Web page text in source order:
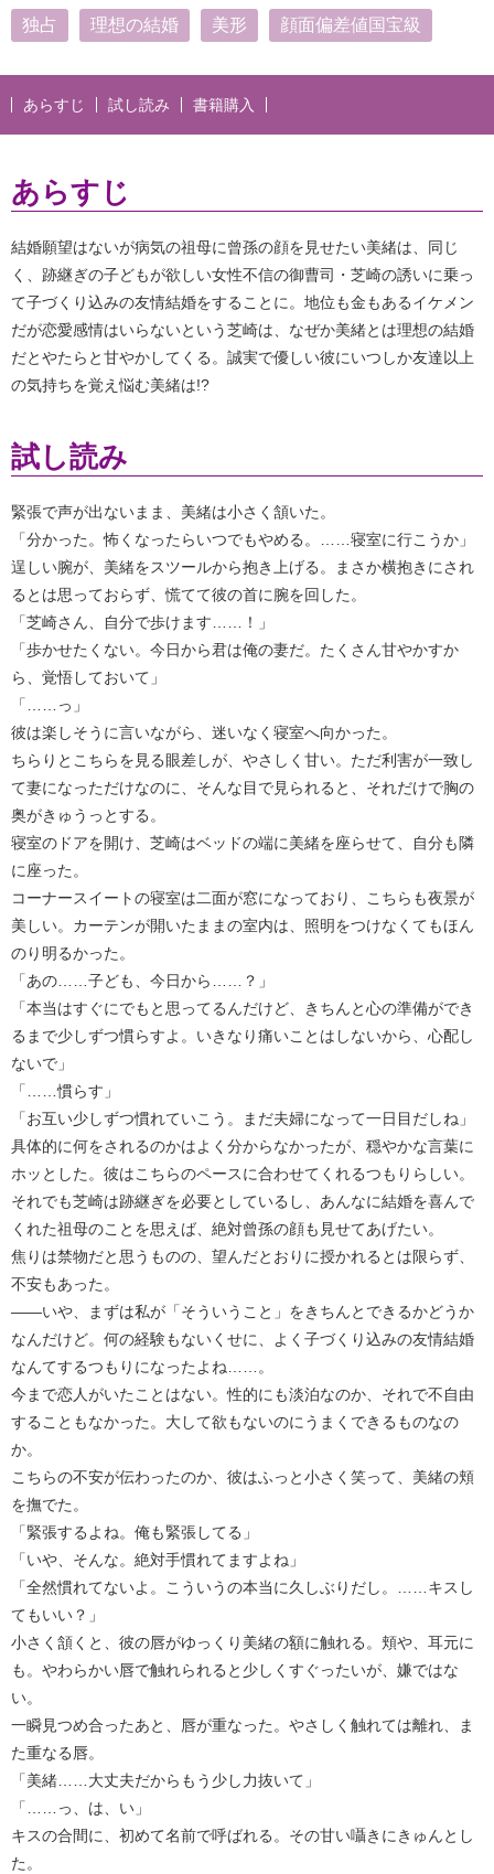
独占 理想の結婚 美形 顔面偏差値国宝級
あらすじ 試し読み 書籍購入
あらすじ
結婚願望はないが病気の祖母に曾孫の顔を見せたい美緒は、同じ
く、跡継ぎの子どもが欲しい女性不信の御曹司・芝崎の誘いに乗っ
て子づくり込みの友情結婚をすることに。地位も金もあるイケメン
だが恋愛感情はいらないという芝崎は、なぜか美緒とは理想の結婚
だとやたらと甘やかしてくる。誠実で優しい彼にいつしか友達以上
の気持ちを覚え悩む美緒は!?
試し読み
緊張で声が出ないまま、美緒は小さく頷いた。
「分かった。怖くなったらいつでもやめる。……寝室に行こうか」
逞しい腕が、美緒をスツールから抱き上げる。まさか横抱きにされ
るとは思っておらず、慌てて彼の首に腕を回した。
「芝崎さん、自分で歩けます……！」
「歩かせたくない。今日から君は俺の妻だ。たくさん甘やかすか
ら、覚悟しておいて」
「……っ」
彼は楽しそうに言いながら、迷いなく寝室へ向かった。
ちらりとこちらを見る眼差しが、やさしく甘い。ただ利害が一致し
て妻になっただけなのに、そんな目で見られると、それだけで胸の
奥がきゅうっとする。
寝室のドアを開け、芝崎はベッドの端に美緒を座らせて、自分も隣
に座った。
コーナースイートの寝室は二面が窓になっており、こちらも夜景が
美しい。カーテンが開いたままの室内は、照明をつけなくてもほん
のり明るかった。
「あの……子ども、今日から……？」
「本当はすぐにでもと思ってるんだけど、きちんと心の準備ができ
るまで少しずつ慣らすよ。いきなり痛いことはしないから、心配し
ないで」
「……慣らす」
「お互い少しずつ慣れていこう。まだ夫婦になって一日目だしね」
具体的に何をされるのかはよく分からなかったが、穏やかな言葉に
ホッとした。彼はこちらのペースに合わせてくれるつもりらしい。
それでも芝崎は跡継ぎを必要としているし、あんなに結婚を喜んで
くれた祖母のことを思えば、絶対曾孫の顔も見せてあげたい。
焦りは禁物だと思うものの、望んだとおりに授かれるとは限らず、
不安もあった。
――いや、まずは私が「そういうこと」をきちんとできるかどうか
なんだけど。何の経験もないくせに、よく子づくり込みの友情結婚
なんてするつもりになったよね……。
今まで恋人がいたことはない。性的にも淡泊なのか、それで不自由
することもなかった。大して欲もないのにうまくできるものなの
か。
こちらの不安が伝わったのか、彼はふっと小さく笑って、美緒の頬
を撫でた。
「緊張するよね。俺も緊張してる」
「いや、そんな。絶対手慣れてますよね」
「全然慣れてないよ。こういうの本当に久しぶりだし。……キスし
てもいい？」
小さく頷くと、彼の唇がゆっくり美緒の額に触れる。頬や、耳元に
も。やわらかい唇で触れられると少しくすぐったいが、嫌ではな
い。
一瞬見つめ合ったあと、唇が重なった。やさしく触れては離れ、ま
た重なる唇。
「美緒……大丈夫だからもう少し力抜いて」
「……っ、は、い」
キスの合間に、初めて名前で呼ばれる。その甘い囁きにきゅんとし
た。